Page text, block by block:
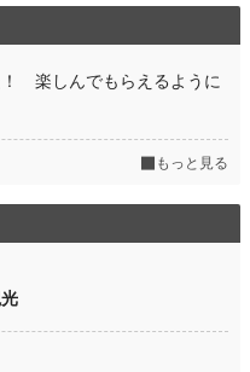
楽しんでもらえるように
もっと見る